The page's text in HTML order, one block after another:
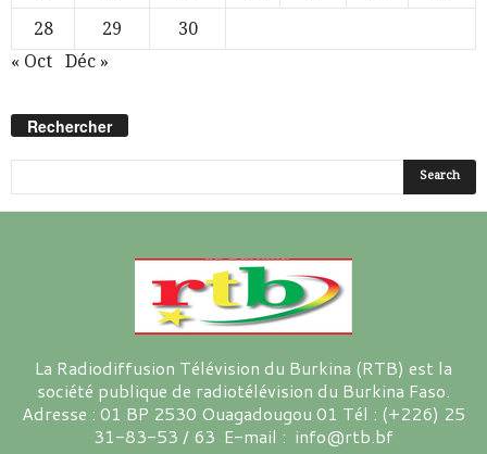
28
29
30
« Oct
Déc »
Rechercher
La Radiodiffusion Télévision du Burkina (RTB) est la
société publique de radiotélévision du Burkina Faso.
Adresse : 01 BP 2530 Ouagadougou 01 Tél : (+226) 25
31-83-53 / 63 E-mail : info@rtb.bf